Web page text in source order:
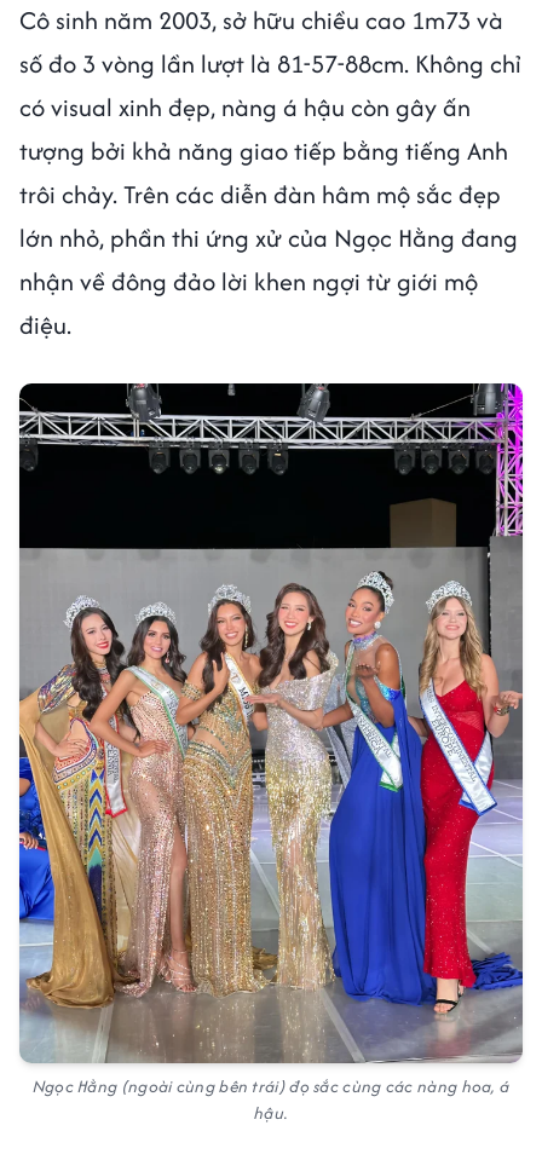
Cô sinh năm 2003, sở hữu chiều cao 1m73 và
số đo 3 vòng lần lượt là 81-57-88cm. Không chỉ
có visual xinh đẹp, nàng á hậu còn gây ấn
tượng bởi khả năng giao tiếp bằng tiếng Anh
trôi chảy. Trên các diễn đàn hâm mộ sắc đẹp
lớn nhỏ, phần thi ứng xử của Ngọc Hằng đang
nhận về đông đảo lời khen ngợi từ giới mộ
điệu.
Ngọc Hằng (ngoài cùng bên trái) đọ sắc cùng các nàng hoa, á
hậu.